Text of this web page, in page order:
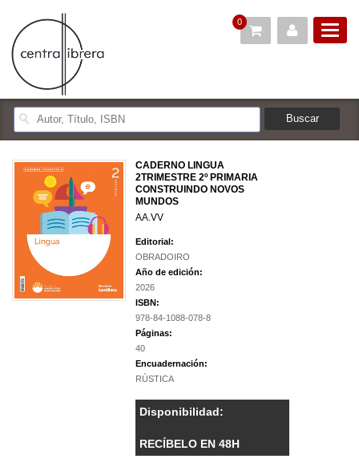
0
CADERNO LINGUA
2TRIMESTRE 2º PRIMARIA
CONSTRUINDO NOVOS
MUNDOS
AA.VV
Editorial:
OBRADOIRO
Año de edición:
2026
ISBN:
978-84-1088-078-8
Páginas:
40
Encuadernación:
RÚSTICA
Disponibilidad:
RECÍBELO EN 48H